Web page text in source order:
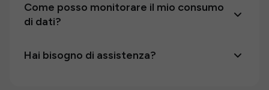
Come posso monitorare il mio consumo
di dati?
Hai bisogno di assistenza?